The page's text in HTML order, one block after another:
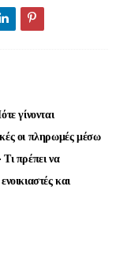
γίνονται
οι πληρωμές μέσω
πρέπει να
και